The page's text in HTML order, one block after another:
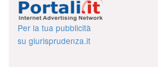
Per la tua pubblicità
su giurisprudenza.it